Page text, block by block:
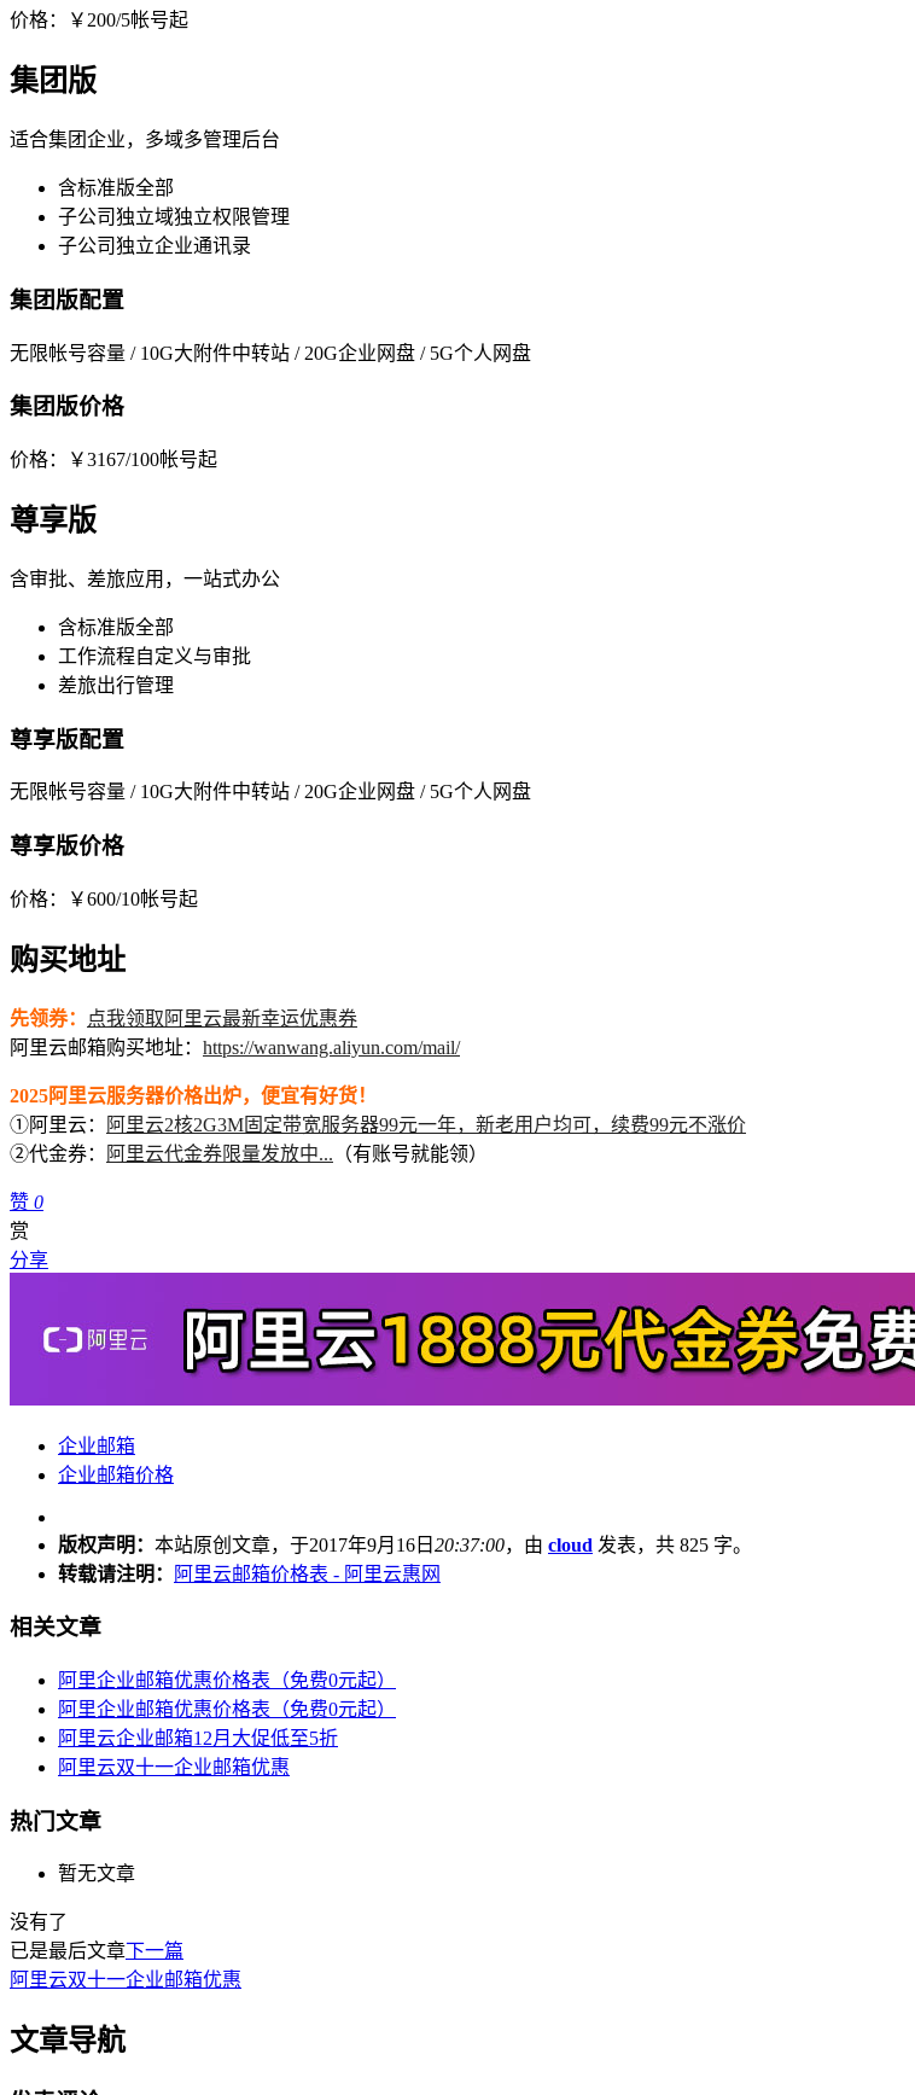
价格：￥200/5帐号起
集团版
适合集团企业，多域多管理后台
含标准版全部
子公司独立域独立权限管理
子公司独立企业通讯录
集团版配置
无限帐号容量 / 10G大附件中转站 / 20G企业网盘 / 5G个人网盘
集团版价格
价格：￥3167/100帐号起
尊享版
含审批、差旅应用，一站式办公
含标准版全部
工作流程自定义与审批
差旅出行管理
尊享版配置
无限帐号容量 / 10G大附件中转站 / 20G企业网盘 / 5G个人网盘
尊享版价格
价格：￥600/10帐号起
购买地址
先领券：
点我领取阿里云最新幸运优惠券
阿里云邮箱购买地址： https://wanwang.aliyun.com/mail/
2025阿里云服务器价格出炉，便宜有好货！
①阿里云：
阿里云2核2G3M固定带宽服务器99元一年，新老用户均可，续费99元不涨价
②代金券：
阿里云代金券限量发放中... （有账号就能领）
赞 0
赏
分享
企业邮箱
企业邮箱价格
版权声明： 本站原创文章，于2017年9月16日 20:37:00，由 cloud 发表，共 825 字。
转载请注明：
阿里云邮箱价格表 - 阿里云惠网
相关文章
阿里企业邮箱优惠价格表（免费0元起）
阿里企业邮箱优惠价格表（免费0元起）
阿里云企业邮箱12月大促低至5折
阿里云双十一企业邮箱优惠
热门文章
暂无文章
没有了
已是最后文章下一篇
阿里云双十一企业邮箱优惠
文章导航